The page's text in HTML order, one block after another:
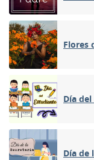
Flores
Día
Día de